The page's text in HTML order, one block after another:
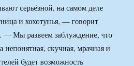
серьёзной, на самом деле
и хохотунья, — говорит
Мы развеем заблуждение, что
непонятная, скучная, мрачная и
будет возможность